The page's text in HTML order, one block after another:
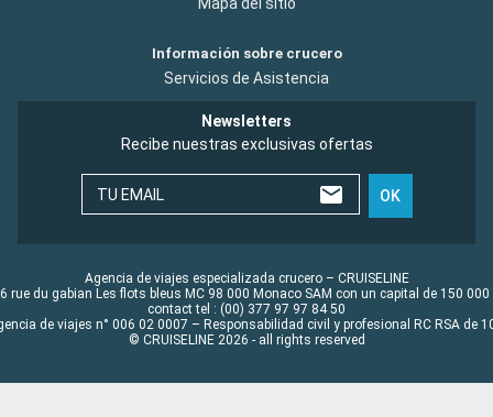
Información sobre crucero
Servicios de Asistencia
Newsletters
Recibe nuestras exclusivas ofertas
TU EMAIL OK
Agencia de viajes especializada crucero – CRUISELINE
rue du gabian Les flots bleus MC 98 000 Monaco SAM con un capital de 150 000
contact tel : (00) 377 97 97 84 50
de viajes n° 006 02 0007 – Responsabilidad civil y profesional RC RSA de
© CRUISELINE 2026 - all rights reserved